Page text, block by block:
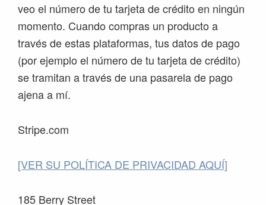
veo el número de tu tarjeta de crédito en ningún
momento. Cuando compras un producto a
través de estas plataformas, tus datos de pago
(por ejemplo el número de tu tarjeta de crédito)
se tramitan a través de una pasarela de pago
ajena a mí.
Stripe.com
[VER SU POLÍTICA DE PRIVACIDAD AQUÍ]
185 Berry Street